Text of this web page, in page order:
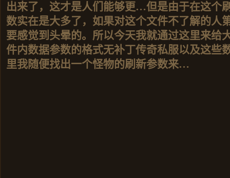
出来了，这才是人们能够更…但是由于在这个
数实在是大多了，如果对这个文件不了解的人
要感觉到头晕的。所以今天我就通过这里来给
件内数据参数的格式无补丁传奇私服以及这些
里我随便找出一个怪物的刷新参数来…